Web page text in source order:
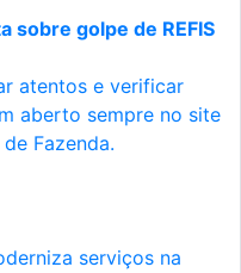
sobre golpe de REFIS
atentos e verificar
aberto sempre no site
Fazenda.
serviços na